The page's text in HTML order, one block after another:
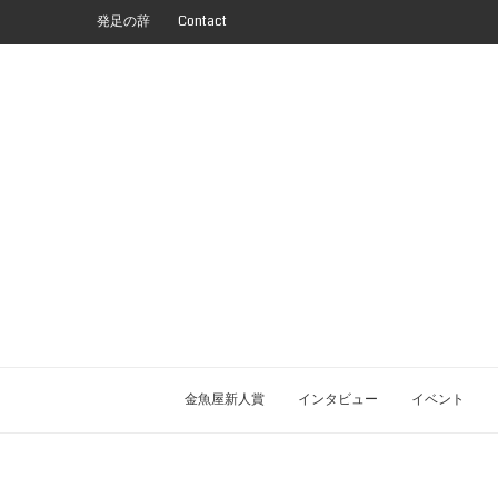
発足の辞 Contact
金魚屋新人賞 インタビュー イベント